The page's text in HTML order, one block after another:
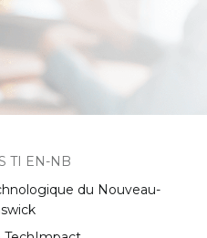
TI EN-NB
du Nouveau-